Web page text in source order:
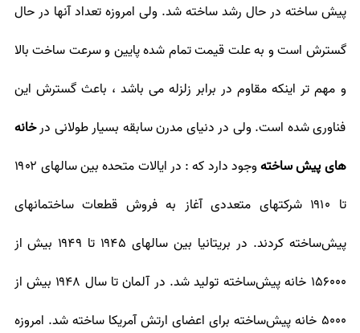
پیش ساخته در حال رشد ساخته شد. ولی امروزه تعداد آنها در حال
گسترش است و به علت قیمت تمام شده پایین و سرعت ساخت بالا
و مهم تر اینکه مقاوم در برابر زلزله می باشد ، باعث گسترش این
فناوری شده است. ولی در دنیای مدرن سابقه بسیار طولانی درخانه
های پیش ساخته
وجود دارد که : در ایالات متحده بین سالهای ۱۹۰۲
تا ۱۹۱۰ شرکتهای متعددی آغاز به فروش قطعات ساختمانهای
پیش‌ساخته کردند. در بریتانیا بین سالهای ۱۹۴۵ تا ۱۹۴۹ بیش از
۱۵۶۰۰۰ خانه پیش‌ساخته تولید شد. در آلمان تا سال ۱۹۴۸ بیش از
۵۰۰۰ خانه پیش‌ساخته برای اعضای ارتش آمریکا ساخته شد. امروزه